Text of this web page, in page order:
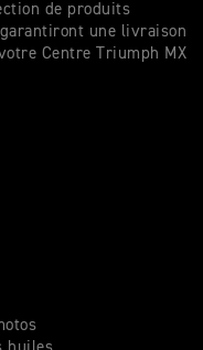
de produits
une livraison
Centre Triumph MX